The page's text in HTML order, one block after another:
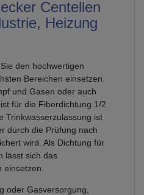
Centellen
Heizung
den hochwertigen
Bereichen einsetzen.
und Gasen oder auch
für die Fiberdichtung 1/2
Trinkwasserzulassung ist
durch die Prüfung nach
wird. Als Dichtung für
lässt sich das
oder Gasversorgung,